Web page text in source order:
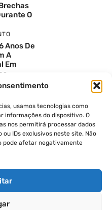
usamos tecnologias como
informações do dispositivo. O
nos permitirá processar dados
IDs exclusivos neste site. Não
pode afetar negativamente
O
Anos De
A
Em
Ele
A
ENERGIA
Para